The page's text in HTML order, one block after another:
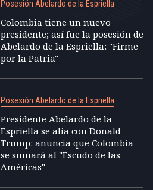
Posesión Abelardo de la Espriella
Colombia tiene un nuevo
presidente; así fue la posesión de
Abelardo de la Espriella: "Firme
por la Patria"
Posesión Abelardo de la Espriella
Presidente Abelardo de la
Espriella se alía con Donald
Trump: anuncia que Colombia
se sumará al "Escudo de las
Américas"